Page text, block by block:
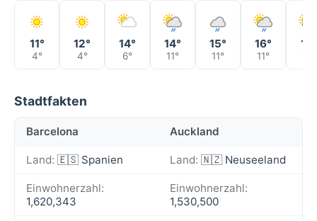
11°
4°
12°
4°
14°
6°
14°
11°
15°
11°
16°
11°
17°
Stadtfakten
Barcelona Auckland
Land: 🇪🇸 Spanien Land: 🇳🇿 Neuseeland
Einwohnerzahl:
1,620,343
Einwohnerzahl:
1,530,500